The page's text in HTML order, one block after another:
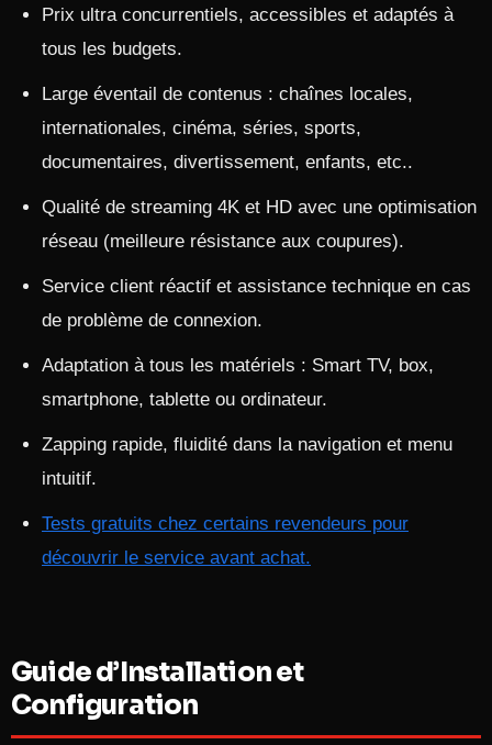
Prix ultra concurrentiels, accessibles et adaptés à
tous les budgets.
Large éventail de contenus : chaînes locales,
internationales, cinéma, séries, sports,
documentaires, divertissement, enfants, etc..​
Qualité de streaming 4K et HD avec une optimisation
réseau (meilleure résistance aux coupures).​
Service client réactif et assistance technique en cas
de problème de connexion.​
Adaptation à tous les matériels : Smart TV, box,
smartphone, tablette ou ordinateur.
Zapping rapide, fluidité dans la navigation et menu
intuitif.​
Tests gratuits chez certains revendeurs pour
découvrir le service avant achat.
Guide d’Installation et
Configuration